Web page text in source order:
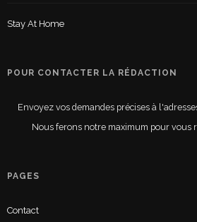
Stay At Home
POUR CONTACTER LA RÉDACTION
Envoyez vos demandes précises à
Nous ferons notre maximum pour vous
PAGES
Contact